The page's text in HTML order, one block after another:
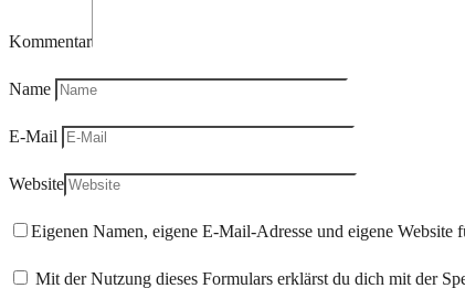
Kommentar
Name
E-Mail
Website
Eigenen Namen, eigene E-Mail-Adresse und eigene
Mit der Nutzung dieses Formulars erklärst du dich mit der